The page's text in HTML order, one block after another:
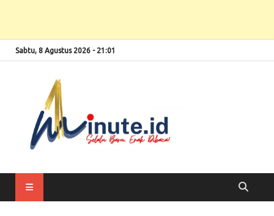
Sabtu, 8 Agustus 2026 - 21:01